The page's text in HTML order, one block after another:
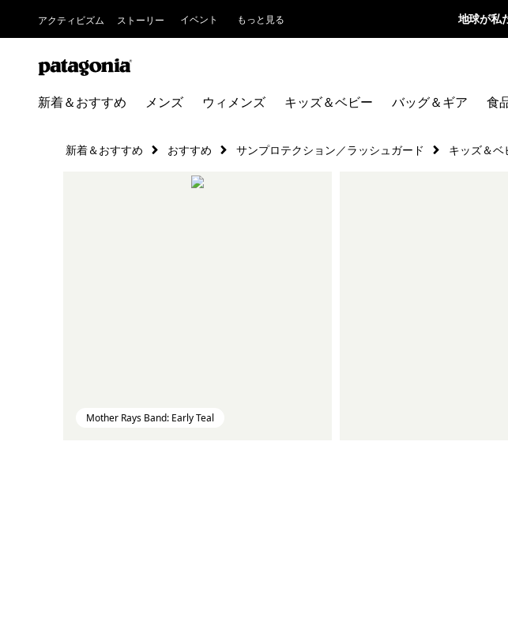
アクティビズム ストーリー イベント もっと見る 地球が私
新着＆おすすめ メンズ ウィメンズ キッズ＆ベビー バッグ＆ギア 食
新着＆おすすめ おすすめ サンプロテクション／ラッシュガード キッズ＆ベ
Mother Rays Band: Early Teal